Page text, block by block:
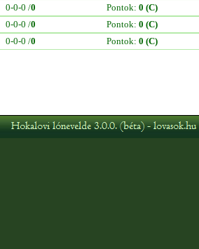
0-0-0 /0 Pontok: 0 (C)
0-0-0 /0 Pontok: 0 (C)
0-0-0 /0 Pontok: 0 (C)